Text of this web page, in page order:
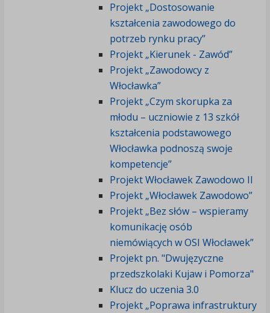
Projekt „Dostosowanie
kształcenia zawodowego do
potrzeb rynku pracy”
Projekt „Kierunek - Zawód”
Projekt „Zawodowcy z
Włocławka”
Projekt „Czym skorupka za
młodu – uczniowie z 13 szkół
kształcenia podstawowego
Włocławka podnoszą swoje
kompetencje”
Projekt Włocławek Zawodowo II
Projekt „Włocławek Zawodowo”
Projekt „Bez słów – wspieramy
komunikację osób
niemówiących w OSI Włocławek”
Projekt pn. "Dwujęzyczne
przedszkolaki Kujaw i Pomorza"
Klucz do uczenia 3.0
Projekt „Poprawa infrastruktury